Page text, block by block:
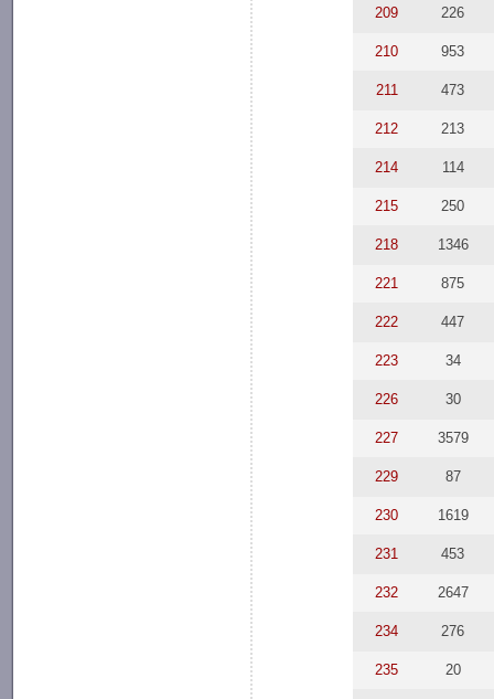
209 226
210 953
211 473
212 213
214 114
215 250
218 1346
221 875
222 447
223 34
226 30
227 3579
229 87
230 1619
231 453
232 2647
234 276
235 20